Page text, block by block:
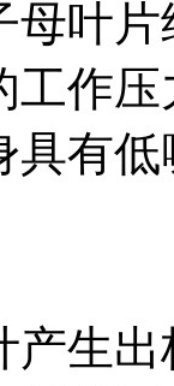
母叶
工作
具有
产生